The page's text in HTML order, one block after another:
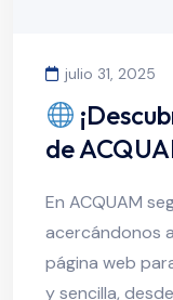
julio 31, 2025
de
En ACQUAM
acercándonos
página web
y sencilla,